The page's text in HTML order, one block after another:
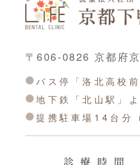
〒606-0826 京都府
バス停「洛北高校
地下鉄「北山駅」
提携駐車場14台分